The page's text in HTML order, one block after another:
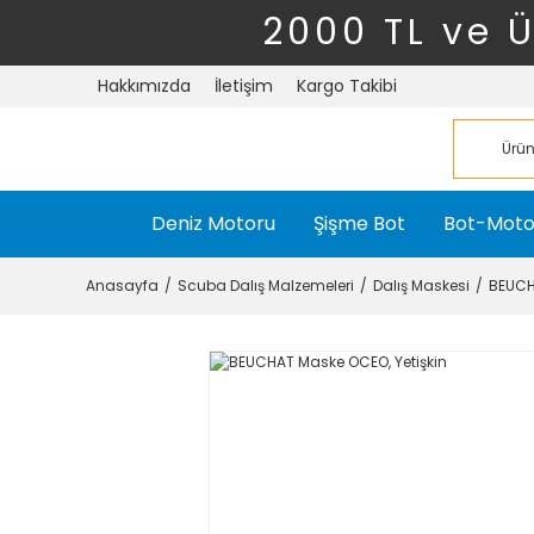
2000 TL ve
Hakkımızda İletişim Kargo Takibi
Deniz Motoru Şişme Bot Bot-
Anasayfa Scuba Dalış Malzemeleri Dalış Maskesi